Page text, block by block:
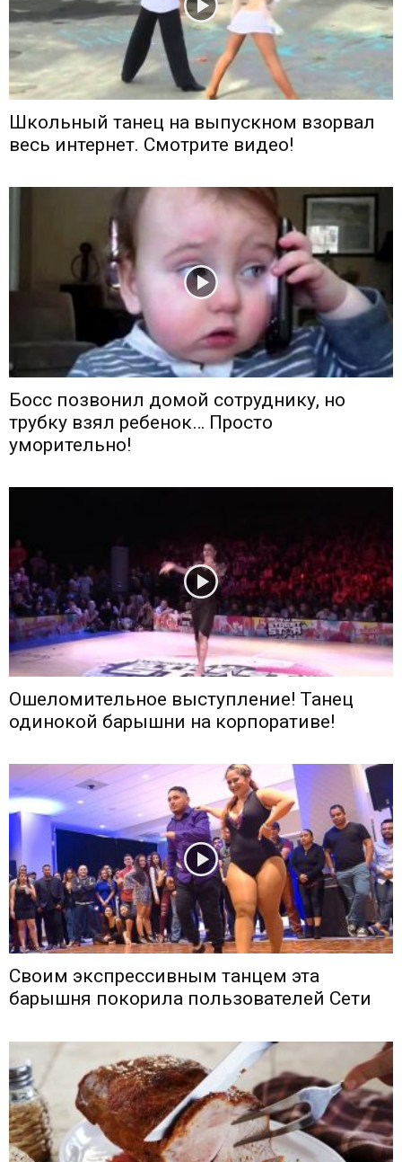
Школьный танец на выпускном взорвал
весь интернет. Смотрите видео!
Босс позвонил домой сотруднику, но
трубку взял ребенок… Просто
уморительно!
Ошеломительное выступление! Танец
одинокой барышни на корпоративе!
Своим экспрессивным танцем эта
барышня покорила пользователей Сети